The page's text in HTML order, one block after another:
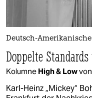
Deutsch-
Doppelte
Kolumne High & Lowvon
Karl-Heinz „Mickey“